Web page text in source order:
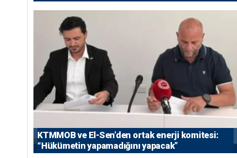
KTMMOB ve El-Sen’den ortak enerji komitesi:
“Hükümetin yapamadığını yapacak”